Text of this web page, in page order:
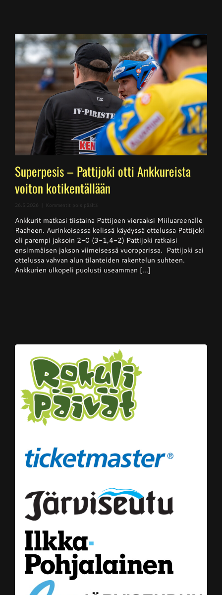
Superpesis – Pattijoki otti Ankkureista
voiton kotikentällään
26.5.2026 Kommentit pois päältä
–
Pattijoki
otti
Ankkureista
voiton
kotikentällään
Ankkurit matkasi tiistaina Pattijoen vieraaksi Miiluareenalle
Raaheen. Aurinkoisessa kelissä käydyssä ottelussa Pattijoki
oli parempi jaksoin 2-0 (3-1,4-2) Pattijoki ratkaisi
ensimmäisen jakson viimeisessä vuoroparissa. Pattijoki sai
ottelussa vahvan alun tilanteiden rakentelun suhteen.
Ankkurien ulkopeli puolusti useamman [...]